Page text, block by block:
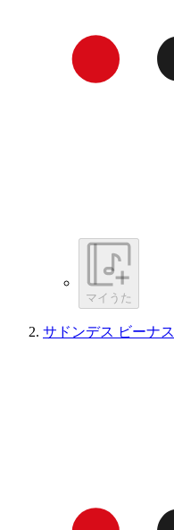
マイうた
サドンデス ビーナス